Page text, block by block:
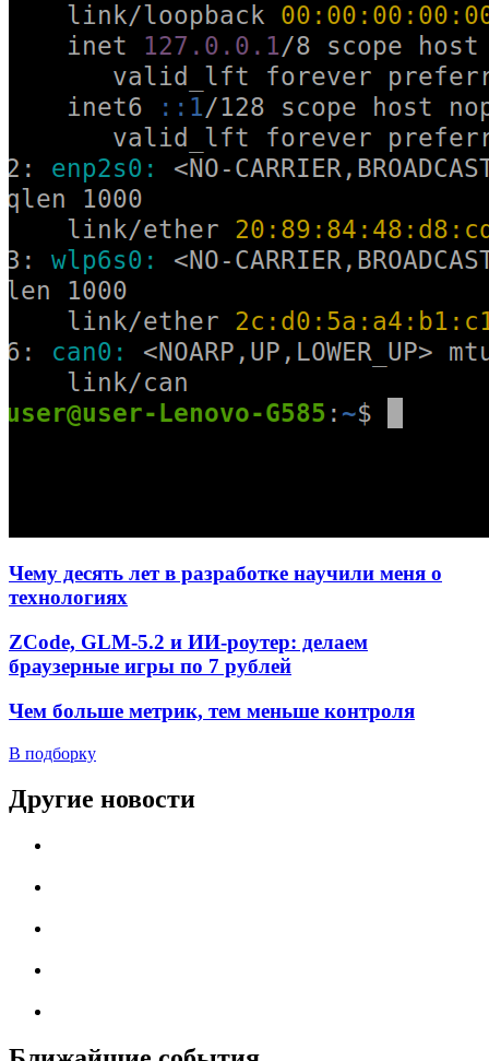
Чему десять лет в разработке научили меня о
технологиях
ZCode, GLM-5.2 и ИИ-роутер: делаем
браузерные игры по 7 рублей
Чем больше метрик, тем меньше контроля
В подборку
Другие новости